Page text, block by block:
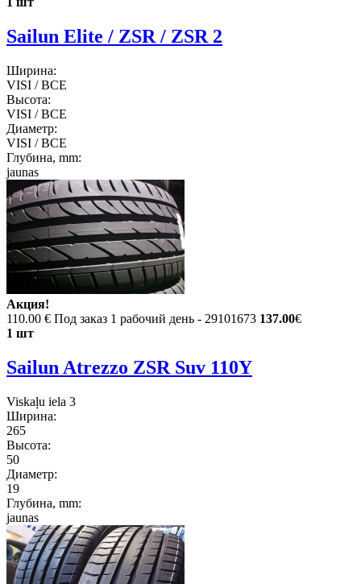
Sailun Elite / ZSR / ZSR 2
Ширина:
VISI / ВСЕ
Высота:
VISI / ВСЕ
Диаметр:
VISI / ВСЕ
Глубина, mm:
jaunas
Акция!
110.00 € Под заказ 1 рабочий день - 29101673 137.00€
1 шт
Sailun Atrezzo ZSR Suv 110Y
Viskaļu iela 3
Ширина:
265
Высота:
50
Диаметр:
19
Глубина, mm:
jaunas